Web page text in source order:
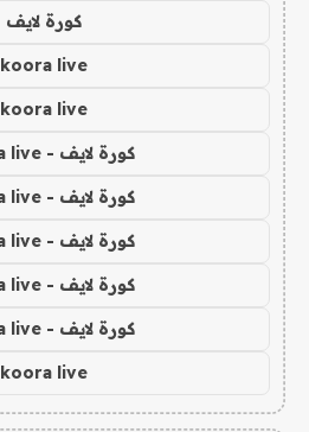
كورة لايف
koora live
koora live
كورة لايف - koora live
كورة لايف - koora live
كورة لايف - koora live
كورة لايف - koora live
كورة لايف - koora live
koora live